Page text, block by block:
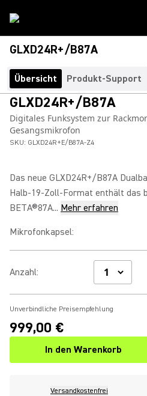
GLXD24R+/B87A
Übersicht Produkt-Support
GLXD24R+/B87A
Digitales Funksystem zur
Gesangsmikrofon
SKU: GLXD24R+E/B87A-Z4
Das neue GLXD24R+/B87A
Halb-19-Zoll-Format enthält das
BETA®87A... Mehr erfahren
Mikrofonkapsel:
Anzahl:
Unverbindliche Preisempfehlung
999,00 €
In den Warenkorb
Versandkostenfrei